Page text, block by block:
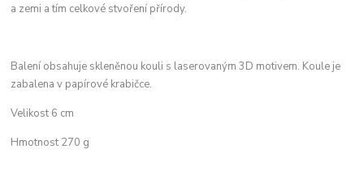
a zemi a tím celkové stvoření přírody.
Balení obsahuje skleněnou kouli s laserovaným 3D motivem. Koule je
zabalena v papírové krabičce.
Velikost 6 cm
Hmotnost 270 g